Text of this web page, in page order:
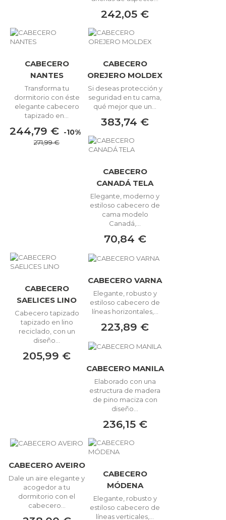
242,05 €
CABECERO
NANTES
Transforma tu
dormitorio con éste
elegante cabecero
tapizado en...
244,79 € -10%
271,99 €
CABECERO
OREJERO MOLDEX
Si deseas protección y
seguridad en tu cama,
qué mejor que un...
383,74 €
CABECERO
CANADÁ TELA
Elegante, moderno y
estiloso cabecero de
cama modelo
Canadá,...
70,84 €
CABECERO
SAELICES LINO
Cabecero tapizado
tapizado en lino
reciclado, con un
diseño...
205,99 €
CABECERO VARNA
Elegante, robusto y
estiloso cabecero de
líneas horizontales,...
223,89 €
CABECERO MANILA
Elaborado con una
estructura de madera
de pino maciza con
diseño...
236,15 €
CABECERO AVEIRO
Dale un aire elegante y
acogedor a tu
dormitorio con el
cabecero...
CABECERO
MÓDENA
Elegante, robusto y
estiloso cabecero de
líneas verticales,...